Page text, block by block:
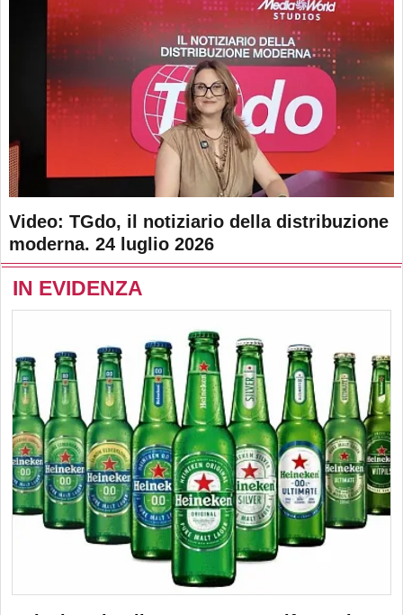
Video: TGdo, il notiziario della distribuzione
moderna. 24 luglio 2026
IN EVIDENZA